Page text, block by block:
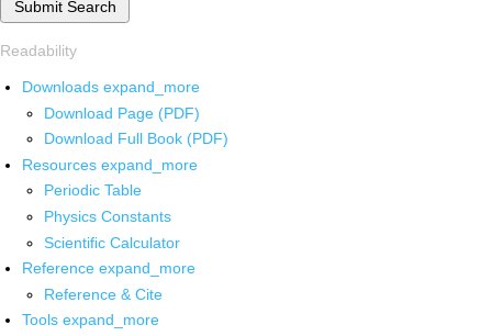
Submit Search
Readability
Downloads expand_more
Download Page (PDF)
Download Full Book (PDF)
Resources expand_more
Periodic Table
Physics Constants
Scientific Calculator
Reference expand_more
Reference & Cite
Tools expand_more